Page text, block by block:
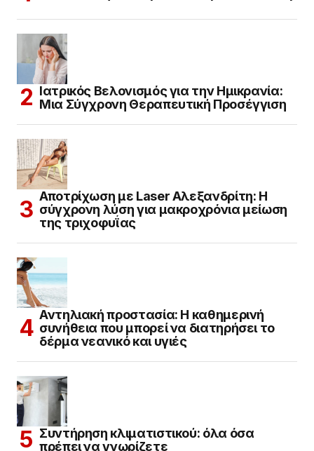
Ιατρικός Βελονισμός για την Ημικρανία:
Μια Σύγχρονη Θεραπευτική Προσέγγιση
Αποτρίχωση με Laser Αλεξανδρίτη: Η
σύγχρονη λύση για μακροχρόνια μείωση
της τριχοφυΐας
Αντηλιακή προστασία: Η καθημερινή
συνήθεια που μπορεί να διατηρήσει το
δέρμα νεανικό και υγιές
Συντήρηση κλιματιστικού: όλα όσα
πρέπει να γνωρίζετε